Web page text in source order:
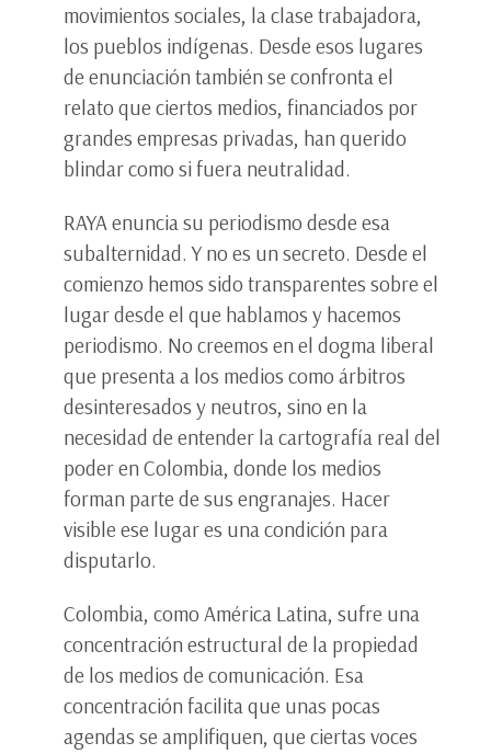
movimientos sociales, la clase trabajadora,
los pueblos indígenas. Desde esos lugares
de enunciación también se confronta el
relato que ciertos medios, financiados por
grandes empresas privadas, han querido
blindar como si fuera neutralidad.
RAYA enuncia su periodismo desde esa
subalternidad. Y no es un secreto. Desde el
comienzo hemos sido transparentes sobre el
lugar desde el que hablamos y hacemos
periodismo. No creemos en el dogma liberal
que presenta a los medios como árbitros
desinteresados y neutros, sino en la
necesidad de entender la cartografía real del
poder en Colombia, donde los medios
forman parte de sus engranajes. Hacer
visible ese lugar es una condición para
disputarlo.
Colombia, como América Latina, sufre una
concentración estructural de la propiedad
de los medios de comunicación. Esa
concentración facilita que unas pocas
agendas se amplifiquen, que ciertas voces